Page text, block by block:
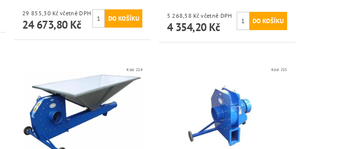
29 855,30 Kč včetně DPH
24 673,80 Kč
5 268,58 Kč včetně DPH
4 354,20 Kč
Kód: 214 Kód: 215